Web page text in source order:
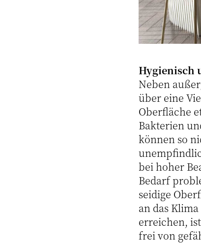
Hygienisch
Neben
über eine
Oberfläche
Bakterien
können so
bei hoher
Bedarf
seidige
an das
erreichen,
frei von